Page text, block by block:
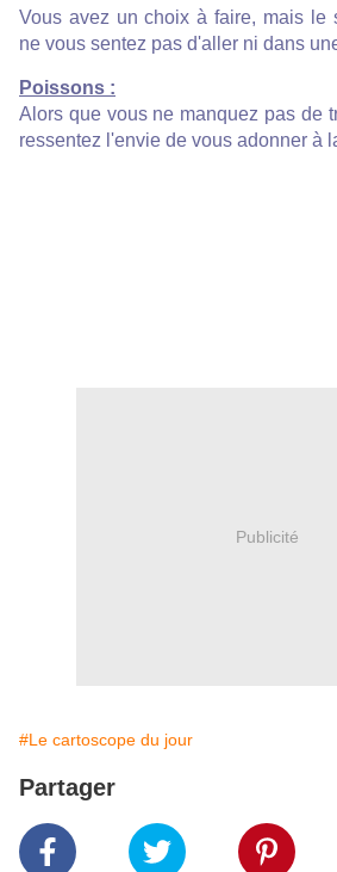
Vous avez un choix à faire, mais le
ne vous sentez pas d'aller ni dans
Poissons :
Alors que vous ne manquez pas de
ressentez l'envie de vous adonner à
Publicité
#Le cartoscope du jour
Partager